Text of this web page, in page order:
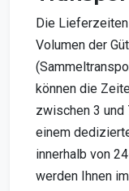
Die Lieferzeiten
Volumen der
können die
zwischen 3 und
einem
innerhalb von
werden Ihnen